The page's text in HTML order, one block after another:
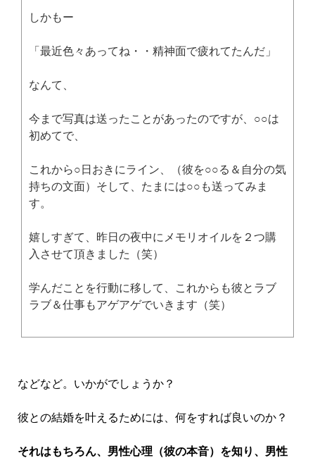
しかもー
「最近色々あってね・・精神面で疲れてたんだ」
なんて、
今まで写真は送ったことがあったのですが、○○は
初めてで、
これから○日おきにライン、（彼を○○る＆自分の気
持ちの文面）そして、たまには○○も送ってみま
す。
嬉しすぎて、昨日の夜中にメモリオイルを２つ購
入させて頂きました（笑）
学んだことを行動に移して、これからも彼とラブ
ラブ＆仕事もアゲアゲでいきます（笑）
などなど。いかがでしょうか？
彼との結婚を叶えるためには、何をすれば良いのか？
それはもちろん、男性心理（彼の本音）を知り、男性